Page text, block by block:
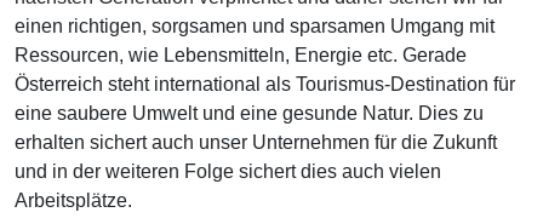
einen richtigen, sorgsamen und sparsamen Umgang mit
Ressourcen, wie Lebensmitteln, Energie etc. Gerade
Österreich steht international als Tourismus-Destination für
eine saubere Umwelt und eine gesunde Natur. Dies zu
erhalten sichert auch unser Unternehmen für die Zukunft
und in der weiteren Folge sichert dies auch vielen
Arbeitsplätze.